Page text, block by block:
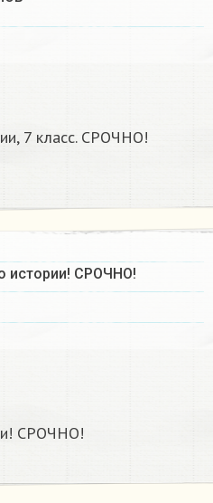
7 класс. СРОЧНО!
истории! СРОЧНО!
СРОЧНО!